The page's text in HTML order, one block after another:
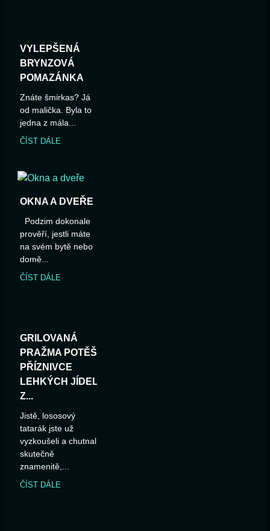
VYLEPŠENÁ
BRYNZOVÁ
POMAZÁNKA
Znáte šmirkas? Já
od malička. Byla to
jedna z mála...
ČÍST DÁLE
OKNA A DVEŘE
Podzim dokonale
prověří, jestli máte
na svém bytě nebo
domě...
ČÍST DÁLE
GRILOVANÁ
PRAŽMA POTĚŠÍ
PŘÍZNIVCE
LEHKÝCH JÍDEL
Z...
Jistě, lososový
tatarák jste už
vyzkoušeli a chutnal
skutečně
znamenitě,...
ČÍST DÁLE